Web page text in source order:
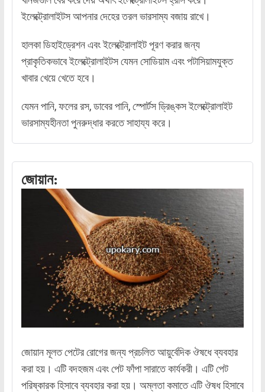
ইলেক্ট্রোলাইটস আপনার দেহের তরল ভারসাম্য বজায় রাখে।
হালকা ডিহাইড্রেশন এবং ইলেক্ট্রোলাইট পূরণ করার জন্য
প্রাকৃতিকভাবে ইলেক্ট্রোলাইটস যেমন সোডিয়াম এবং পটাসিয়ামযুক্ত
খাবার খেয়ে খেতে হবে।
যেমন পানি, ফলের রস, ডাবের পানি, স্পোর্টস ড্রিঙ্কস ইলেক্ট্রোলাইট
ভারসাম্যহীনতা পুনরুদ্ধার করতে সাহায্য করে।
জোয়ান:
জোয়ান মূলত পেটের রোগের জন্য প্রচলিত আয়ুর্বেদিক ঔষধে ব্যবহার
করা হয়। এটি বদহজম এবং পেট ফাঁপা সারাতে কার্যকরী। এটি পেট
পরিষ্কারক হিসাবে ব্যবহার করা হয়। অম্লতা কমাতে এটি ঔষধ হিসাবে